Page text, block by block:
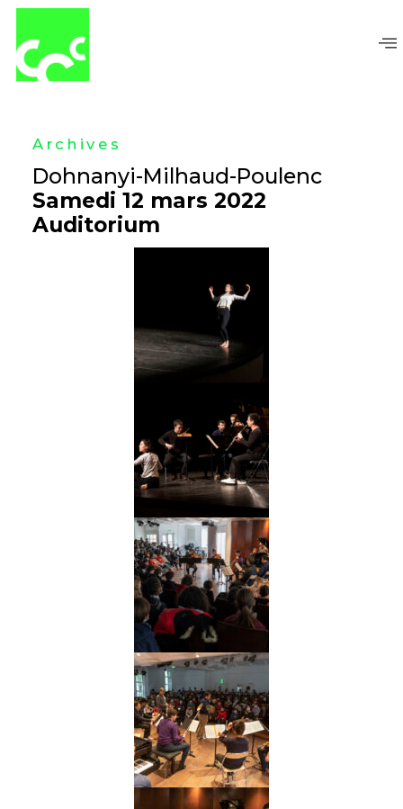
Archives
Dohnanyi-Milhaud-Poulenc
Samedi 12 mars 2022
Auditorium